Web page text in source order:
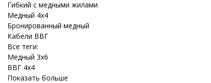
Гибкий с медными жилами
Медный 4x4
Бронированный медный
Кабели ВВГ
Все теги:
Медный 3x6
ВВГ 4x4
Показать больше